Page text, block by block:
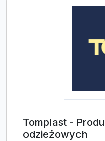
Tomplast -
odzieżowych